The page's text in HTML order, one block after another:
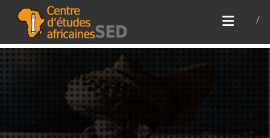
content
CENTRE D’ÉTUDES
AFRICAINES
Pour la renaissance de l'Afrique